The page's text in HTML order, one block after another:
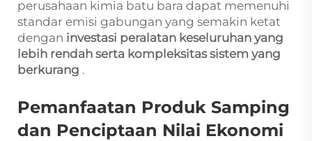
perusahaan kimia batu bara dapat memenuhi
standar emisi gabungan yang semakin ketat
dengan investasi peralatan keseluruhan yang
lebih rendah serta kompleksitas sistem yang
berkurang .
Pemanfaatan Produk Samping
dan Penciptaan Nilai Ekonomi